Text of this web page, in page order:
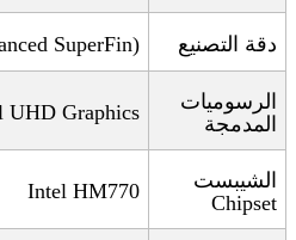
دقة التصنيع SuperFin)
الرسوميات
المدمجة
UHD Graphics
الشيبست
Chipset
Intel HM770